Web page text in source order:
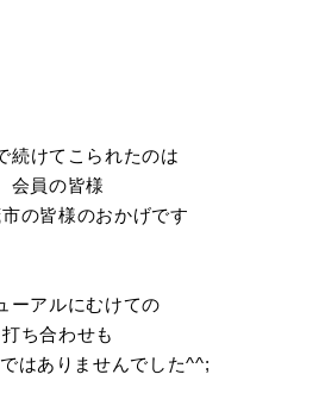
続けてこられたのは
会員の皆様
の皆様のおかげです
ーアルにむけての
打ち合わせも
はありませんでした^^;